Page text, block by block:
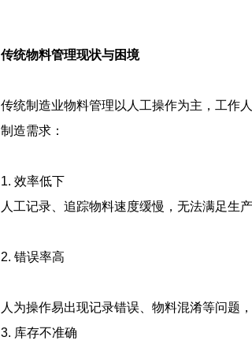
传统物料管理现状与困境
传统制造业物料管理以人工操作为主，工作
制造需求：
1. 效率低下
人工记录、追踪物料速度缓慢，无法满足生
2. 错误率高
人为操作易出现记录错误、物料混淆等问题
3. 库存不准确